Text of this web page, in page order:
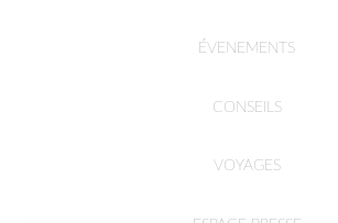
ÉVENEMENTS
CONSEILS
VOYAGES